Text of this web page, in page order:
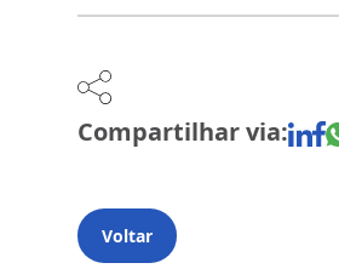
Compartilhar via:
Voltar